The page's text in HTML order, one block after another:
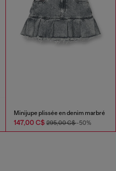
Minijupe plissée en denim marbré
147,00 C$295,00 C$-50%